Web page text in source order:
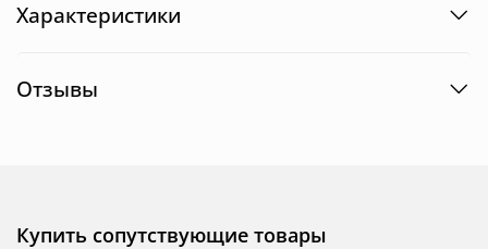
Характеристики
Отзывы
Купить сопутствующие товары